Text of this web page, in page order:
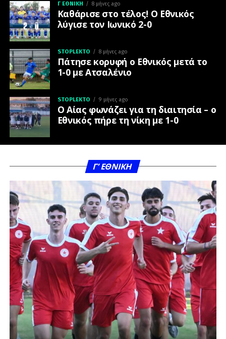
Γ ΕΘΝΙΚΉ 8 μήνες ago
Καθάρισε στο τέλος! Ο Εθνικός
λύγισε τον Ιωνικό 2-0
STOPLEKTO 8 μήνες ago
Πάτησε κορυφή ο Εθνικός μετά το
1-0 με Ατσαλένιο
STOPLEKTO 9 μήνες ago
Ο Αίας φωνάζει για τη διαιτησία – ο
Εθνικός πήρε τη νίκη με 1-0
Γ’ ΕΘΝΙΚΗ